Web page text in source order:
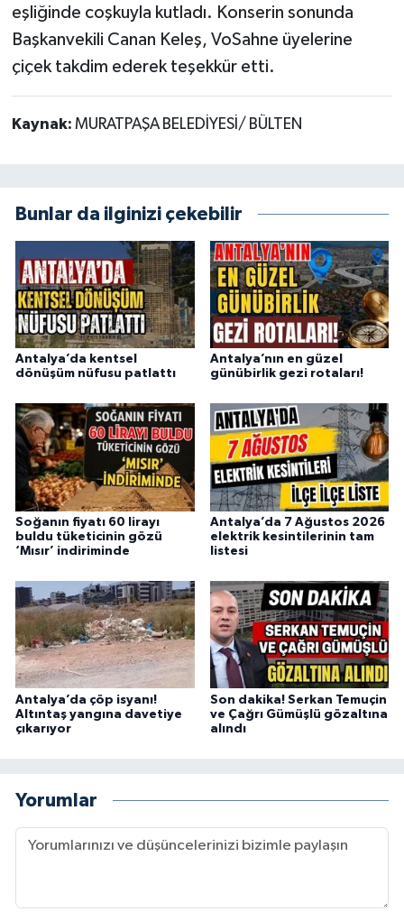
eşliğinde coşkuyla kutladı. Konserin sonunda
Başkanvekili Canan Keleş, VoSahne üyelerine
çiçek takdim ederek teşekkür etti.
Kaynak: MURATPAŞA BELEDİYESİ/ BÜLTEN
Bunlar da ilginizi çekebilir
Antalya’da kentsel
dönüşüm nüfusu patlattı
Antalya’nın en güzel
günübirlik gezi rotaları!
Soğanın fiyatı 60 lirayı
buldu tüketicinin gözü
‘Mısır’ indiriminde
Antalya’da 7 Ağustos 2026
elektrik kesintilerinin tam
listesi
Antalya’da çöp isyanı!
Altıntaş yangına davetiye
çıkarıyor
Son dakika! Serkan Temuçin
ve Çağrı Gümüşlü gözaltına
alındı
Yorumlar